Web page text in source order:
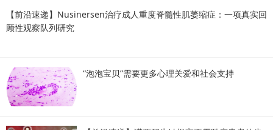
【前沿速递】Nusinersen治疗成人重度脊髓性肌萎缩症：一项真实回
顾性观察队列研究
“泡泡宝贝”需要更多心理关爱和社会支持